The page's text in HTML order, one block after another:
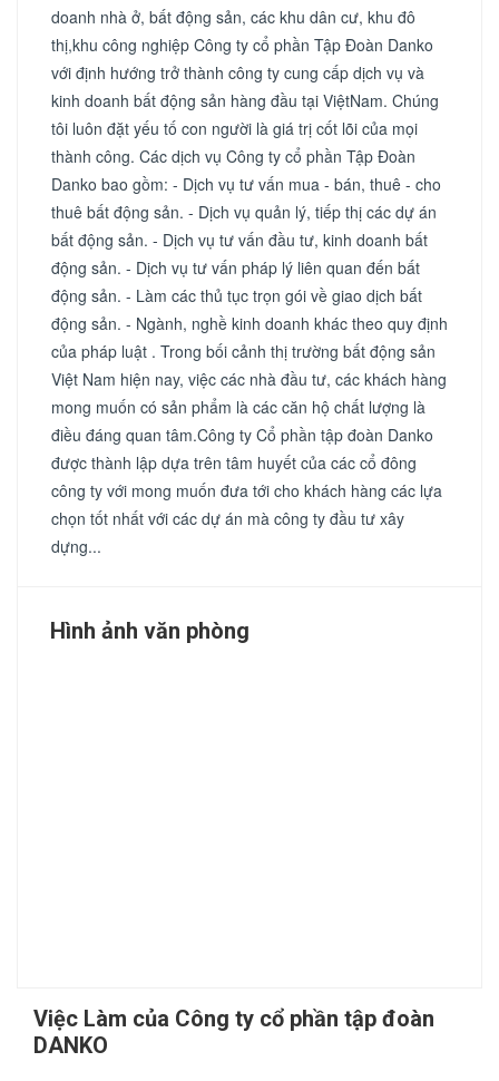
doanh nhà ở, bất động sản, các khu dân cư, khu đô
thị,khu công nghiệp Công ty cổ phần Tập Đoàn Danko
với định hướng trở thành công ty cung cấp dịch vụ và
kinh doanh bất động sản hàng đầu tại ViệtNam. Chúng
tôi luôn đặt yếu tố con người là giá trị cốt lõi của mọi
thành công. Các dịch vụ Công ty cổ phần Tập Đoàn
Danko bao gồm: - Dịch vụ tư vấn mua - bán, thuê - cho
thuê bất động sản. - Dịch vụ quản lý, tiếp thị các dự án
bất động sản. - Dịch vụ tư vấn đầu tư, kinh doanh bất
động sản. - Dịch vụ tư vấn pháp lý liên quan đến bất
động sản. - Làm các thủ tục trọn gói về giao dịch bất
động sản. - Ngành, nghề kinh doanh khác theo quy định
của pháp luật . Trong bối cảnh thị trường bất động sản
Việt Nam hiện nay, việc các nhà đầu tư, các khách hàng
mong muốn có sản phẩm là các căn hộ chất lượng là
điều đáng quan tâm.Công ty Cổ phần tập đoàn Danko
được thành lập dựa trên tâm huyết của các cổ đông
công ty với mong muốn đưa tới cho khách hàng các lựa
chọn tốt nhất với các dự án mà công ty đầu tư xây
dựng...
Hình ảnh văn phòng
Việc Làm của Công ty cổ phần tập đoàn
DANKO